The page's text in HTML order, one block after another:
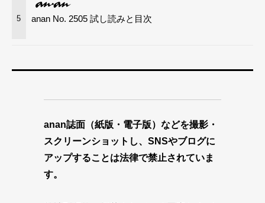
5 anan No. 2505 試し読みと目次
anan誌面（紙版・電子版）などを撮影・
スクリーンショットし、SNSやブログに
アップすることは法律で禁止されていま
す。